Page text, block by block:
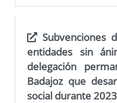
Subvenciones
entidades sin
delegación
Badajoz que
social durante 2023